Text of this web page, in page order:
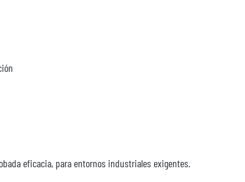
eficacia, para entornos industriales exigentes.